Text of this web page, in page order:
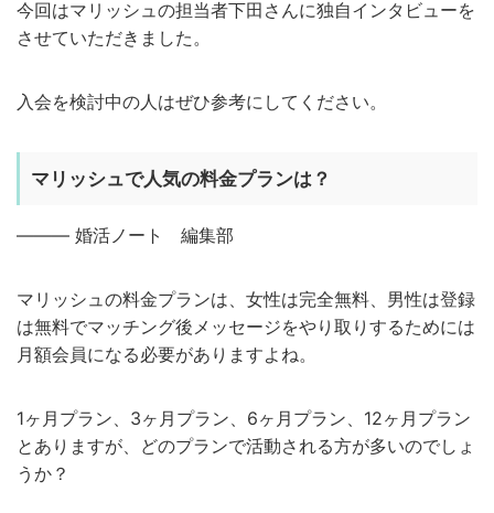
今回はマリッシュの担当者下田さんに独自インタビューを
させていただきました。
入会を検討中の人はぜひ参考にしてください。
マリッシュで人気の料金プランは？
——— 婚活ノート 編集部
マリッシュの料金プランは、女性は完全無料、男性は登録
は無料でマッチング後メッセージをやり取りするためには
月額会員になる必要がありますよね。
1ヶ月プラン、3ヶ月プラン、6ヶ月プラン、12ヶ月プラン
とありますが、どのプランで活動される方が多いのでしょ
うか？